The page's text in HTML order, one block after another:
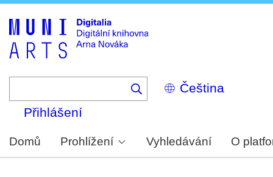
Select
your
Přihlášení
Domů Prohlížení Vyhledávání O